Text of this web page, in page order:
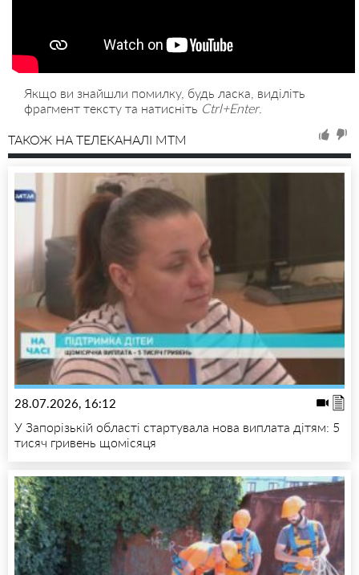
Якщо ви знайшли помилку, будь ласка, виділіть
фрагмент тексту та натисніть Ctrl+Enter.
ТАКОЖ НА ТЕЛЕКАНАЛІ MTM
28.07.2026, 16:12
У Запорізькій області стартувала нова виплата дітям: 5
тисяч гривень щомісяця